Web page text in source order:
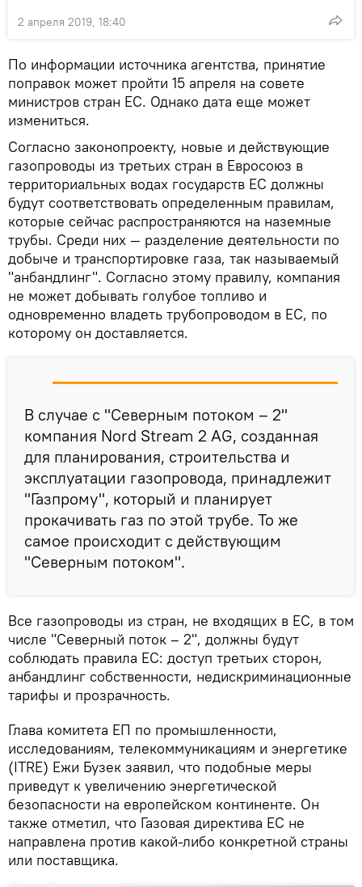
2 апреля 2019, 18:40
По информации источника агентства, принятие
поправок может пройти 15 апреля на совете
министров стран ЕС. Однако дата еще может
измениться.
Согласно законопроекту, новые и действующие
газопроводы из третьих стран в Евросоюз в
территориальных водах государств ЕС должны
будут соответствовать определенным правилам,
которые сейчас распространяются на наземные
трубы. Среди них — разделение деятельности по
добыче и транспортировке газа, так называемый
"анбандлинг". Согласно этому правилу, компания
не может добывать голубое топливо и
одновременно владеть трубопроводом в ЕС, по
которому он доставляется.
В случае с "Северным потоком – 2"
компания Nord Stream 2 AG, созданная
для планирования, строительства и
эксплуатации газопровода, принадлежит
"Газпрому", который и планирует
прокачивать газ по этой трубе. То же
самое происходит с действующим
"Северным потоком".
Все газопроводы из стран, не входящих в ЕС, в том
числе "Северный поток – 2", должны будут
соблюдать правила ЕС: доступ третьих сторон,
анбандлинг собственности, недискриминационные
тарифы и прозрачность.
Глава комитета ЕП по промышленности,
исследованиям, телекоммуникациям и энергетике
(ITRE) Ежи Бузек заявил, что подобные меры
приведут к увеличению энергетической
безопасности на европейском континенте. Он
также отметил, что Газовая директива ЕС не
направлена против какой-либо конкретной страны
или поставщика.